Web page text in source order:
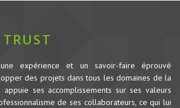
expérience et un savoir-faire éprouvé
des projets dans tous les domaines de la
appuie ses accomplissements sur ses valeurs
de ses collaborateurs, ce qui lui